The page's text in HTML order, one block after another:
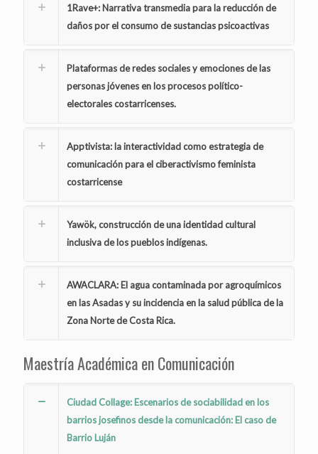
1Rave+: Narrativa transmedia para la reducción de
daños por el consumo de sustancias psicoactivas
Plataformas de redes sociales y emociones de las
personas jóvenes en los procesos político-
electorales costarricenses.
Apptivista: la interactividad como estrategia de
comunicación para el ciberactivismo feminista
costarricense
Yawök, construcción de una identidad cultural
inclusiva de los pueblos indígenas.
AWACLARA: El agua contaminada por agroquímicos
en las Asadas y su incidencia en la salud pública de la
Zona Norte de Costa Rica.
Maestría Académica en Comunicación
Ciudad Collage: Escenarios de sociabilidad en los
barrios josefinos desde la comunicación: El caso de
Barrio Luján